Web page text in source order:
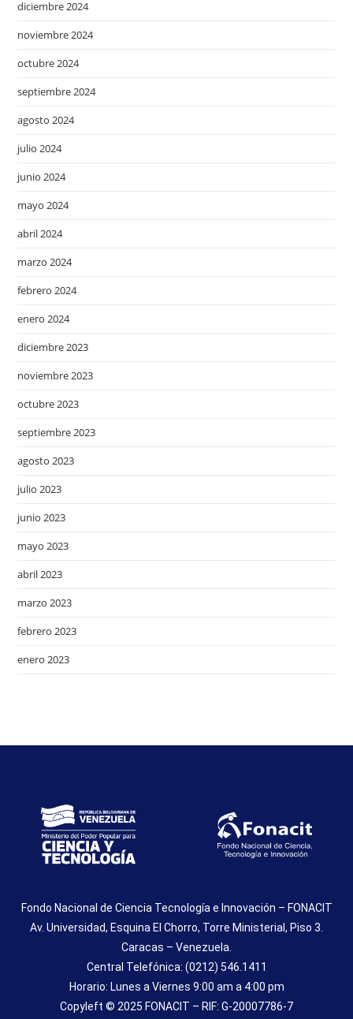
diciembre 2024
noviembre 2024
octubre 2024
septiembre 2024
agosto 2024
julio 2024
junio 2024
mayo 2024
abril 2024
marzo 2024
febrero 2024
enero 2024
diciembre 2023
noviembre 2023
octubre 2023
septiembre 2023
agosto 2023
julio 2023
junio 2023
mayo 2023
abril 2023
marzo 2023
febrero 2023
enero 2023
Fondo Nacional de Ciencia Tecnología e Innovación – FONACIT
Av. Universidad, Esquina El Chorro, Torre Ministerial, Piso 3.
Caracas – Venezuela.
Central Telefónica: (0212) 546.1411
Horario: Lunes a Viernes 9:00 am a 4:00 pm
Copyleft © 2025 FONACIT – RIF: G-20007786-7